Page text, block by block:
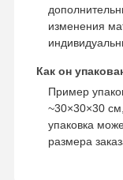
изменения
Как он
Пример
~30×30×30
упаковка
размера